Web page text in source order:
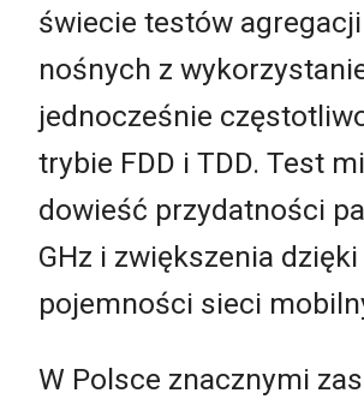
świecie testów
nośnych z
jednocześnie
trybie FDD i TDD. Test
dowieść przydatności
GHz i zwiększenia
pojemności sieci
W Polsce znacznymi